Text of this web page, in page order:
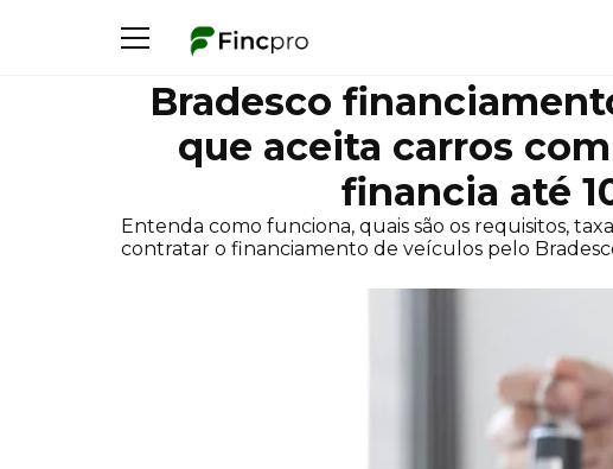
Bradesco
que aceita carros
financia até
Entenda como funciona, quais são os requisitos,
contratar o financiamento de veículos pelo